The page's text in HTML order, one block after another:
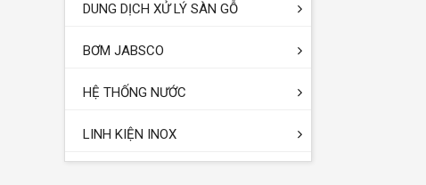
DUNG DỊCH XỬ LÝ SÀN GỖ
BƠM JABSCO
HỆ THỐNG NƯỚC
LINH KIỆN INOX